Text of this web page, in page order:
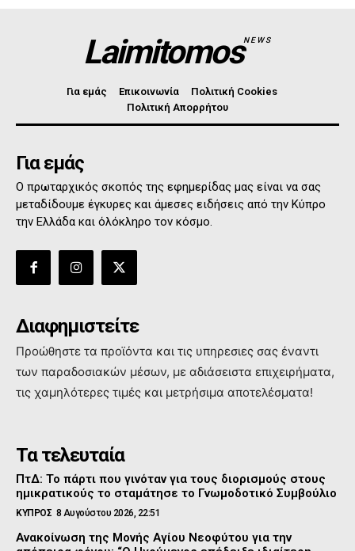
LaimitomosNEWS
Για εμάς Επικοινωνία
Πολιτική Cookies
Πολιτική Απορρήτου
Για εμάς
Ο πρωταρχικός σκοπός της εφημερίδας μας είναι να σας
μεταδίδουμε έγκυρες και άμεσες ειδήσεις από την Κύπρο
την Ελλάδα και όλόκληρο τον κόσμο.
Διαφημιστείτε
Προώθηστε τα προϊόντα και τις υπηρεσιες σας έναντι
των παραδοσιακών μέσων, με αδιάσειστα επιχειρήματα,
τις χαμηλότερες τιμές και μετρήσιμα αποτελέσματα!
Τα τελευταία
ΠτΔ: Το πάρτι που γινόταν για τους διορισμούς στους
ημικρατικούς το σταμάτησε το Γνωμοδοτικό Συμβούλιο
ΚΥΠΡΟΣ 8 Αυγούστου 2026, 22:51
Ανακοίνωση της Μονής Αγίου Νεοφύτου για την